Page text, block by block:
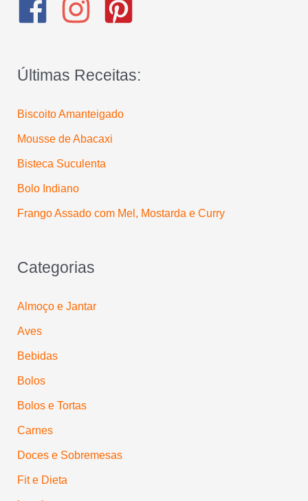
r
o
r
:
Últimas Receitas:
Biscoito Amanteigado
Mousse de Abacaxi
Bisteca Suculenta
Bolo Indiano
Frango Assado com Mel, Mostarda e Curry
Categorias
Almoço e Jantar
Aves
Bebidas
Bolos
Bolos e Tortas
Carnes
Doces e Sobremesas
Fit e Dieta